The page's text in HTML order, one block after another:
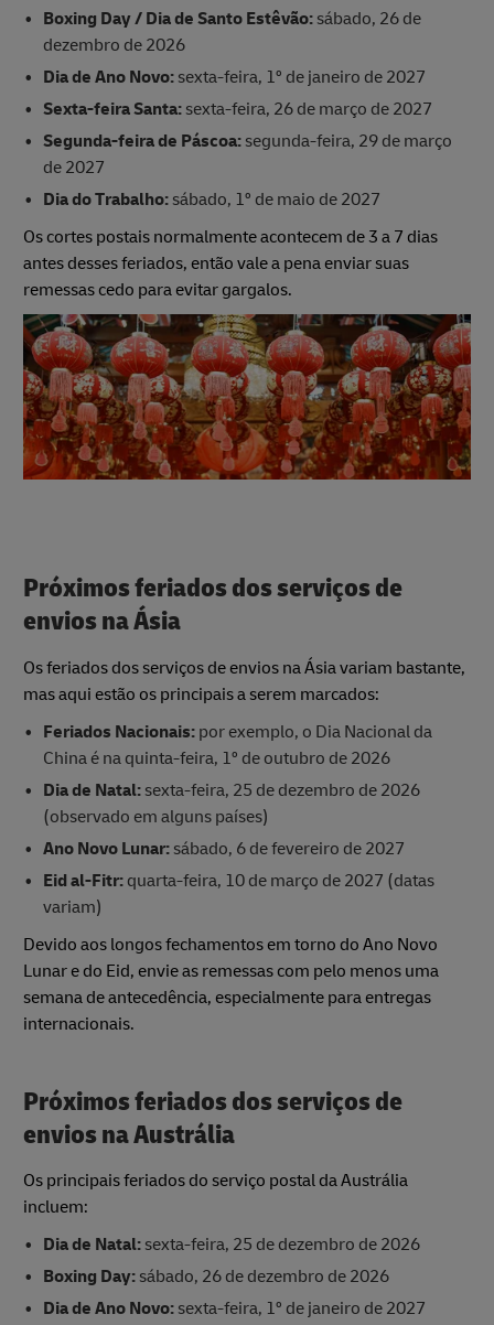
Boxing Day / Dia de Santo Estêvão:sábado, 26 de
dezembro de 2026
Dia de Ano Novo:sexta-feira, 1º de janeiro de 2027
Sexta-feira Santa:sexta-feira, 26 de março de 2027
Segunda-feira de Páscoa:segunda-feira, 29 de março
de 2027
Dia do Trabalho:sábado, 1º de maio de 2027
Os cortes postais normalmente acontecem de 3 a 7 dias
antes desses feriados, então vale a pena enviar suas
remessas cedo para evitar gargalos.
Próximos feriados dos serviços de
envios na Ásia
Os feriados dos serviços de envios na Ásia variam bastante,
mas aqui estão os principais a serem marcados:
Feriados Nacionais:por exemplo, o Dia Nacional da
China é na quinta-feira, 1º de outubro de 2026
Dia de Natal:sexta-feira, 25 de dezembro de 2026
(observado em alguns países)
Ano Novo Lunar:sábado, 6 de fevereiro de 2027
Eid al-Fitr:quarta-feira, 10 de março de 2027 (datas
variam)
Devido aos longos fechamentos em torno do Ano Novo
Lunar e do Eid, envie as remessas com pelo menos uma
semana de antecedência, especialmente para entregas
internacionais.
Próximos feriados dos serviços de
envios na Austrália
Os principais feriados do serviço postal da Austrália
incluem:
Dia de Natal:sexta-feira, 25 de dezembro de 2026
Boxing Day:sábado, 26 de dezembro de 2026
Dia de Ano Novo:sexta-feira, 1º de janeiro de 2027